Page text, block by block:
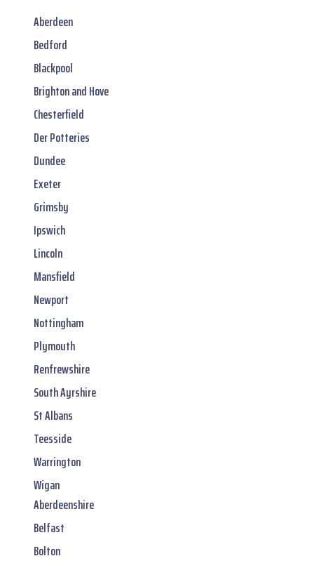
Aberdeen
Bedford
Blackpool
Brighton and Hove
Chesterfield
Der Potteries
Dundee
Exeter
Grimsby
Ipswich
Lincoln
Mansfield
Newport
Nottingham
Plymouth
Renfrewshire
South Ayrshire
St Albans
Teesside
Warrington
Wigan
Aberdeenshire
Belfast
Bolton